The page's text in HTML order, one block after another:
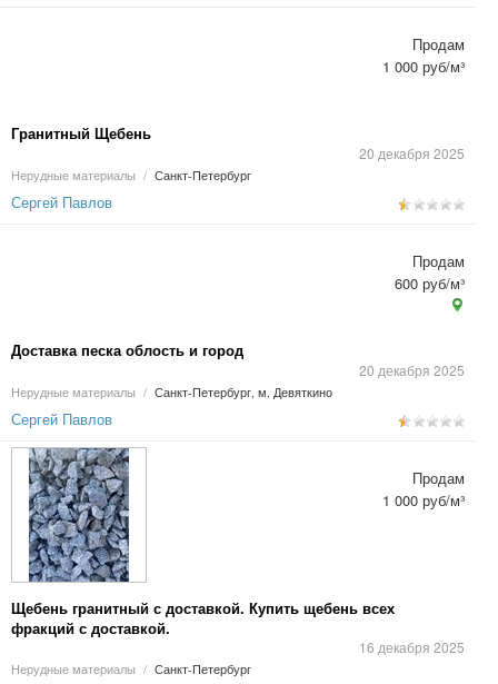
Гранитный Щебень
20 декабря 2025
Нерудные материалы / Санкт-Петербург
Продам
1 000 руб/м³
Сергей Павлов
Доставка песка облость и город
20 декабря 2025
Нерудные материалы / Санкт-Петербург, м. Девяткино
Продам
600 руб/м³
Сергей Павлов
Щебень гранитный с доставкой. Купить щебень всех
фракций с доставкой.
16 декабря 2025
Нерудные материалы / Санкт-Петербург
Продам
1 000 руб/м³